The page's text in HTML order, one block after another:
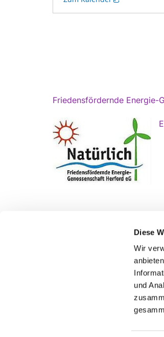
Diese
Wir
und
Friedensfördernde Energie-
Ev.-Luth. Kirchengemeinde Stift
hf-kg-quernheim@kk-ekvw.de